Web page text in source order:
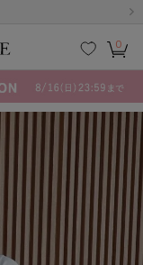
お気
に入
カー
ト
0